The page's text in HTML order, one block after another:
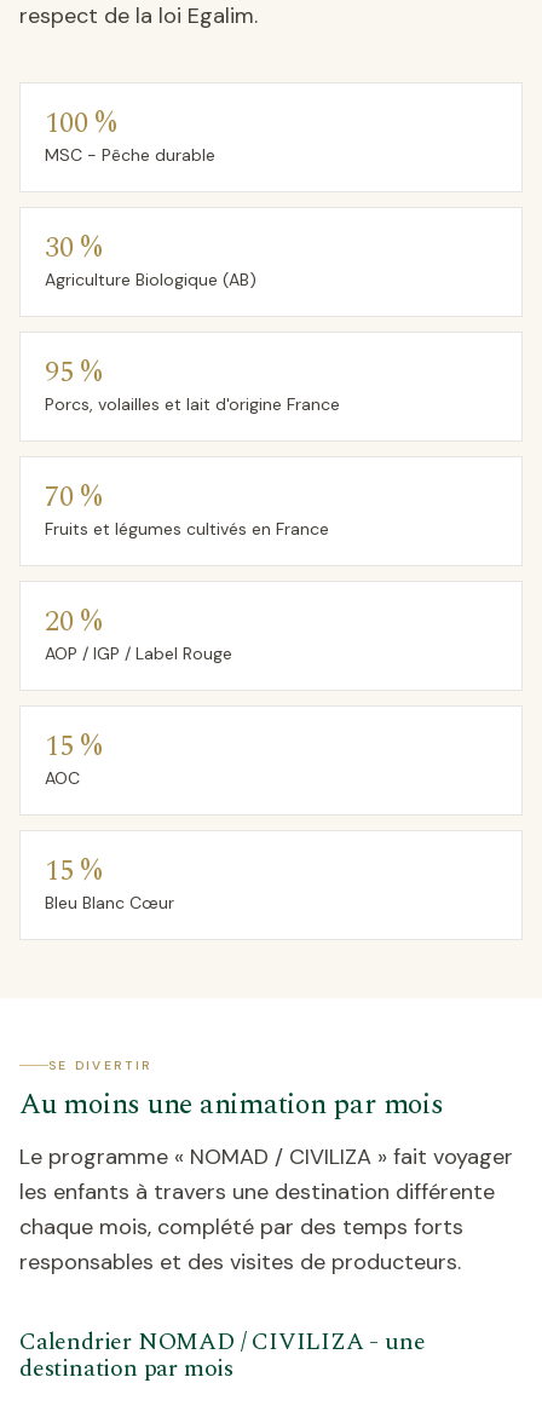
respect de la loi Egalim.
100 %
MSC - Pêche durable
30 %
Agriculture Biologique (AB)
95 %
Porcs, volailles et lait d'origine France
70 %
Fruits et légumes cultivés en France
20 %
AOP / IGP / Label Rouge
15 %
AOC
15 %
Bleu Blanc Cœur
SE DIVERTIR
Au moins une animation par mois
Le programme « NOMAD / CIVILIZA » fait voyager
les enfants à travers une destination différente
chaque mois, complété par des temps forts
responsables et des visites de producteurs.
Calendrier NOMAD / CIVILIZA - une
destination par mois